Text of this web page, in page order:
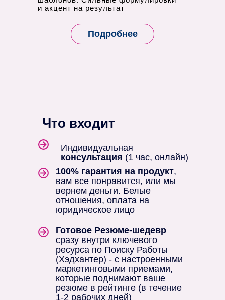
и акцент на результат
Подробнее
Готовое Резюме-шедевр
сразу внутри ключевого
ресурса по Поиску Работы
(Хэдхантер) - с настроенными
маркетинговыми приемами,
которые поднимают ваше
резюме в рейтинге (в течение
1-2 рабочих дней)
100% гарантия на продукт,
вам все понравится, или мы
вернем деньги. Белые
отношения, оплата на
юридическое лицо
Индивидуальная
консультация (1 час, онлайн)
Что входит